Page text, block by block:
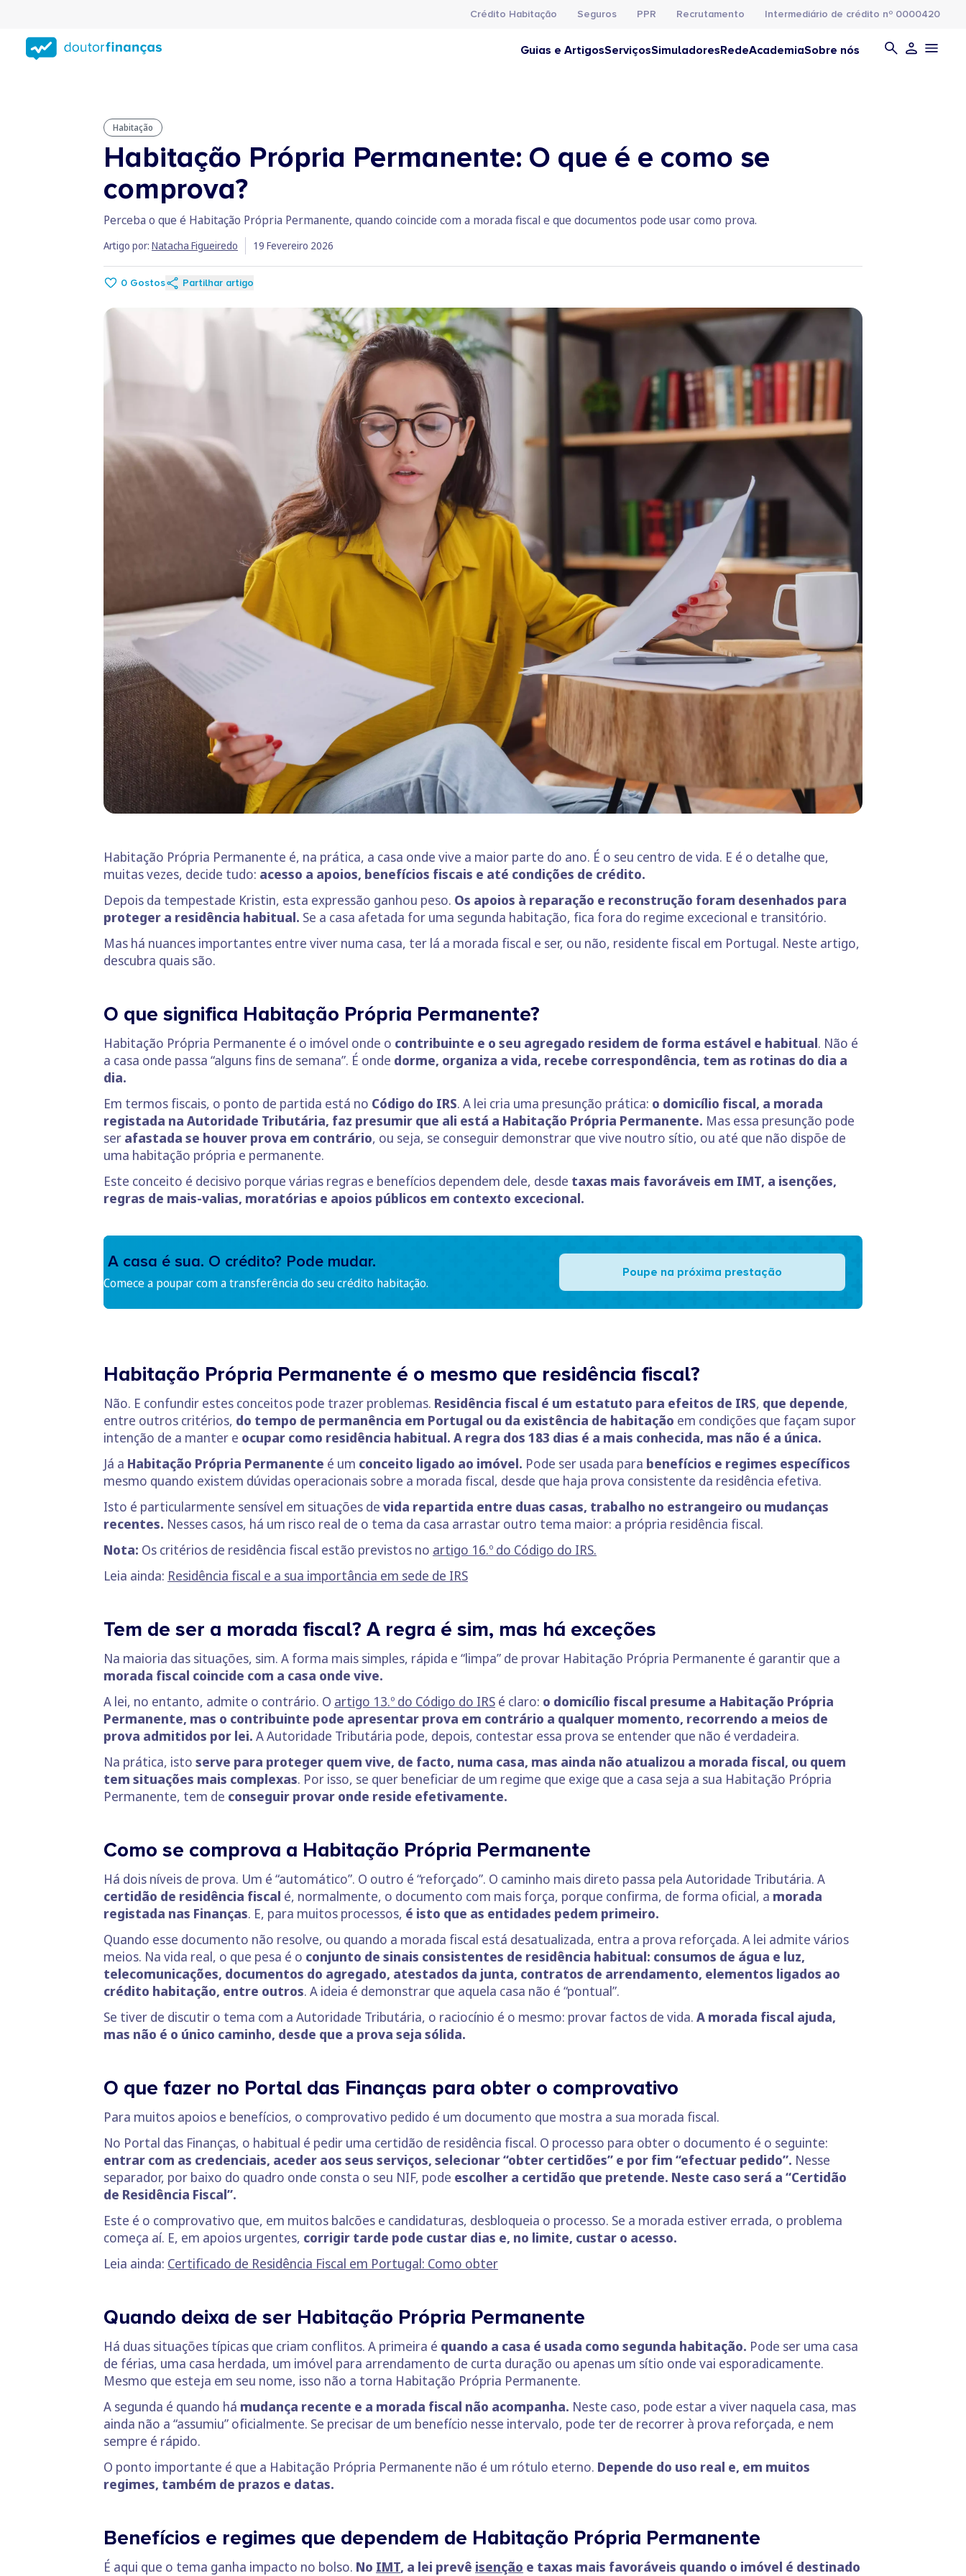
conteúdo
principal
Crédito Habitação Seguros PPR Recrutamento Intermediário de crédito nº 0000420
Guias e ArtigosServiçosSimuladoresRedeAcademiaSobre nós
Habitação
Habitação Própria Permanente: O que é e como se
comprova?
Perceba o que é Habitação Própria Permanente, quando coincide com a morada fiscal e que documentos pode usar como prova.
Artigo por: Natacha Figueiredo 19 Fevereiro 2026
0 Gostos Partilhar artigo
Habitação Própria Permanente é, na prática, a casa onde vive a maior parte do ano. É o seu centro de vida. E é o detalhe que,
muitas vezes, decide tudo: acesso a apoios, benefícios fiscais e até condições de crédito.
Depois da tempestade Kristin, esta expressão ganhou peso. Os apoios à reparação e reconstrução foram desenhados para
proteger a residência habitual. Se a casa afetada for uma segunda habitação, fica fora do regime excecional e transitório.
Mas há nuances importantes entre viver numa casa, ter lá a morada fiscal e ser, ou não, residente fiscal em Portugal. Neste artigo,
descubra quais são.
O que significa Habitação Própria Permanente?
Habitação Própria Permanente é o imóvel onde o contribuinte e o seu agregado residem de forma estável e habitual. Não é
a casa onde passa “alguns fins de semana”. É onde dorme, organiza a vida, recebe correspondência, tem as rotinas do dia a
dia.
Em termos fiscais, o ponto de partida está no Código do IRS. A lei cria uma presunção prática: o domicílio fiscal, a morada
registada na Autoridade Tributária, faz presumir que ali está a Habitação Própria Permanente. Mas essa presunção pode
ser afastada se houver prova em contrário, ou seja, se conseguir demonstrar que vive noutro sítio, ou até que não dispõe de
uma habitação própria e permanente.
Este conceito é decisivo porque várias regras e benefícios dependem dele, desde taxas mais favoráveis em IMT, a isenções,
regras de mais-valias, moratórias e apoios públicos em contexto excecional.
A casa é sua. O crédito? Pode mudar.
Comece a poupar com a transferência do seu crédito habitação.
Poupe na próxima prestação
Habitação Própria Permanente é o mesmo que residência fiscal?
Não. E confundir estes conceitos pode trazer problemas. Residência fiscal é um estatuto para efeitos de IRS, que depende,
entre outros critérios, do tempo de permanência em Portugal ou da existência de habitação em condições que façam supor
intenção de a manter e ocupar como residência habitual. A regra dos 183 dias é a mais conhecida, mas não é a única.
Já a Habitação Própria Permanente é um conceito ligado ao imóvel. Pode ser usada para benefícios e regimes específicos
mesmo quando existem dúvidas operacionais sobre a morada fiscal, desde que haja prova consistente da residência efetiva.
Isto é particularmente sensível em situações de vida repartida entre duas casas, trabalho no estrangeiro ou mudanças
recentes. Nesses casos, há um risco real de o tema da casa arrastar outro tema maior: a própria residência fiscal.
Nota: Os critérios de residência fiscal estão previstos no artigo 16.º do Código do IRS.
Leia ainda: Residência fiscal e a sua importância em sede de IRS
Tem de ser a morada fiscal? A regra é sim, mas há exceções
Na maioria das situações, sim. A forma mais simples, rápida e “limpa” de provar Habitação Própria Permanente é garantir que a
morada fiscal coincide com a casa onde vive.
A lei, no entanto, admite o contrário. O artigo 13.º do Código do IRS é claro: o domicílio fiscal presume a Habitação Própria
Permanente, mas o contribuinte pode apresentar prova em contrário a qualquer momento, recorrendo a meios de
prova admitidos por lei. A Autoridade Tributária pode, depois, contestar essa prova se entender que não é verdadeira.
Na prática, isto serve para proteger quem vive, de facto, numa casa, mas ainda não atualizou a morada fiscal, ou quem
tem situações mais complexas. Por isso, se quer beneficiar de um regime que exige que a casa seja a sua Habitação Própria
Permanente, tem de conseguir provar onde reside efetivamente.
Como se comprova a Habitação Própria Permanente
Há dois níveis de prova. Um é “automático”. O outro é “reforçado”. O caminho mais direto passa pela Autoridade Tributária. A
certidão de residência fiscal é, normalmente, o documento com mais força, porque confirma, de forma oficial, a morada
registada nas Finanças. E, para muitos processos, é isto que as entidades pedem primeiro.
Quando esse documento não resolve, ou quando a morada fiscal está desatualizada, entra a prova reforçada. A lei admite vários
meios. Na vida real, o que pesa é o conjunto de sinais consistentes de residência habitual: consumos de água e luz,
telecomunicações, documentos do agregado, atestados da junta, contratos de arrendamento, elementos ligados ao
crédito habitação, entre outros. A ideia é demonstrar que aquela casa não é “pontual”.
Se tiver de discutir o tema com a Autoridade Tributária, o raciocínio é o mesmo: provar factos de vida. A morada fiscal ajuda,
mas não é o único caminho, desde que a prova seja sólida.
O que fazer no Portal das Finanças para obter o comprovativo
Para muitos apoios e benefícios, o comprovativo pedido é um documento que mostra a sua morada fiscal.
No Portal das Finanças, o habitual é pedir uma certidão de residência fiscal. O processo para obter o documento é o seguinte:
entrar com as credenciais, aceder aos seus serviços, selecionar “obter certidões” e por fim “efectuar pedido”. Nesse
separador, por baixo do quadro onde consta o seu NIF, pode escolher a certidão que pretende. Neste caso será a “Certidão
de Residência Fiscal”.
Este é o comprovativo que, em muitos balcões e candidaturas, desbloqueia o processo. Se a morada estiver errada, o problema
começa aí. E, em apoios urgentes, corrigir tarde pode custar dias e, no limite, custar o acesso.
Leia ainda: Certificado de Residência Fiscal em Portugal: Como obter
Quando deixa de ser Habitação Própria Permanente
Há duas situações típicas que criam conflitos. A primeira é quando a casa é usada como segunda habitação. Pode ser uma casa
de férias, uma casa herdada, um imóvel para arrendamento de curta duração ou apenas um sítio onde vai esporadicamente.
Mesmo que esteja em seu nome, isso não a torna Habitação Própria Permanente.
A segunda é quando há mudança recente e a morada fiscal não acompanha. Neste caso, pode estar a viver naquela casa, mas
ainda não a “assumiu” oficialmente. Se precisar de um benefício nesse intervalo, pode ter de recorrer à prova reforçada, e nem
sempre é rápido.
O ponto importante é que a Habitação Própria Permanente não é um rótulo eterno. Depende do uso real e, em muitos
regimes, também de prazos e datas.
Benefícios e regimes que dependem de Habitação Própria Permanente
É aqui que o tema ganha impacto no bolso. No IMT, a lei prevê isenção e taxas mais favoráveis quando o imóvel é destinado